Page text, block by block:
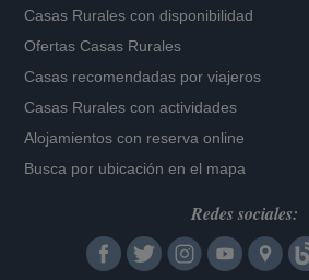
Casas Rurales con disponibilidad
Ofertas Casas Rurales
Casas recomendadas por viajeros
Casas Rurales con actividades
Alojamientos con reserva online
Busca por ubicación en el mapa
Redes sociales: